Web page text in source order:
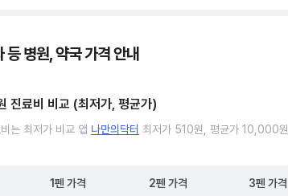
병원, 약국 가격 안내
진료비 비교 (최저가, 평균가)
는 최저가 비교 앱 나만의닥터 최저가 510원, 평균가 10,000원
1펜 가격 2펜 가격 3펜 가격